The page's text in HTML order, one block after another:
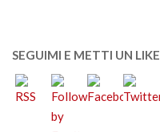
SEGUIMI E METTI UN LIKE